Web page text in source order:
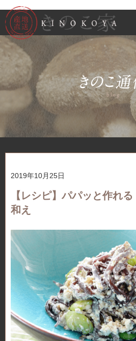
2019年10月25日
【レシピ】パパッと作れ
和え